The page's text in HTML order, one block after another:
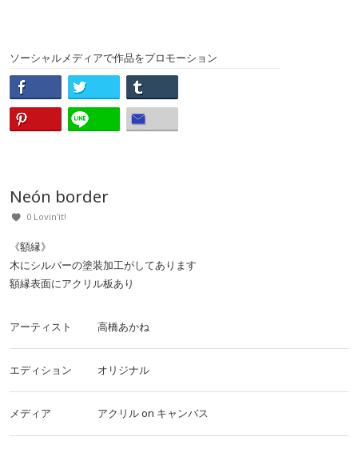
ソーシャルメディアで作品をプロモーション
Neón border
0 Lovin'it!
《額縁》
木にシルバーの塗装加工がしてあります
額縁表面にアクリル板あり
アーティスト 高橋あかね
エディション オリジナル
メディア アクリルon キャンバス